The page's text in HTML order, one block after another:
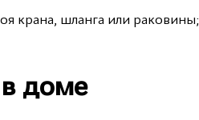
крана, шланга или раковины;
доме